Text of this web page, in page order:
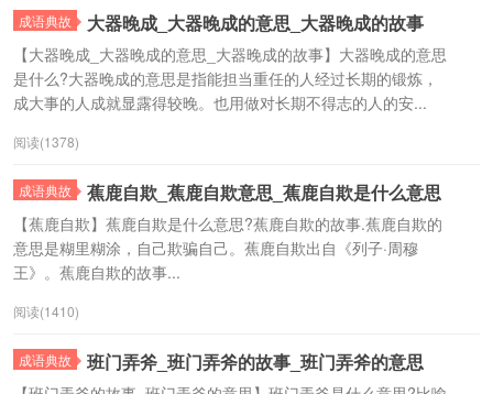
成语典故 大器晚成_大器晚成的意思_大器晚成的故事
【大器晚成_大器晚成的意思_大器晚成的故事】大器晚成的意思
是什么?大器晚成的意思是指能担当重任的人经过长期的锻炼，
成大事的人成就显露得较晚。也用做对长期不得志的人的安...
阅读(1378)
成语典故 蕉鹿自欺_蕉鹿自欺意思_蕉鹿自欺是什么意思
【蕉鹿自欺】蕉鹿自欺是什么意思?蕉鹿自欺的故事.蕉鹿自欺的
意思是糊里糊涂，自己欺骗自己。蕉鹿自欺出自《列子·周穆
王》。蕉鹿自欺的故事...
阅读(1410)
成语典故 班门弄斧_班门弄斧的故事_班门弄斧的意思